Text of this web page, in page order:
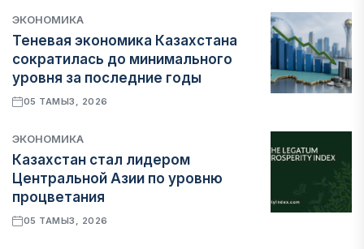
ЭКОНОМИКА
Теневая экономика Казахстана
сократилась до минимального
уровня за последние годы
05 ТАМЫЗ, 2026
ЭКОНОМИКА
Казахстан стал лидером
Центральной Азии по уровню
процветания
05 ТАМЫЗ, 2026